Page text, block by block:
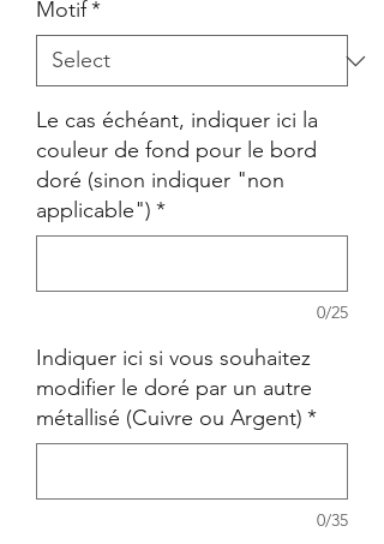
Motif*
Le cas échéant, indiquer ici la
couleur de fond pour le bord
doré (sinon indiquer "non
applicable") *
0/25
Indiquer ici si vous souhaitez
modifier le doré par un autre
métallisé (Cuivre ou Argent) *
0/35